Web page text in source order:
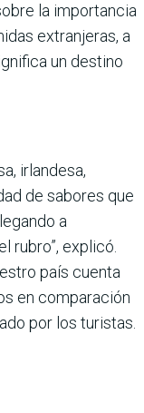
la importancia
extranjeras, a
un destino
irlandesa,
de sabores que
a
rubro”, explicó.
país cuenta
en comparación
por los turistas.